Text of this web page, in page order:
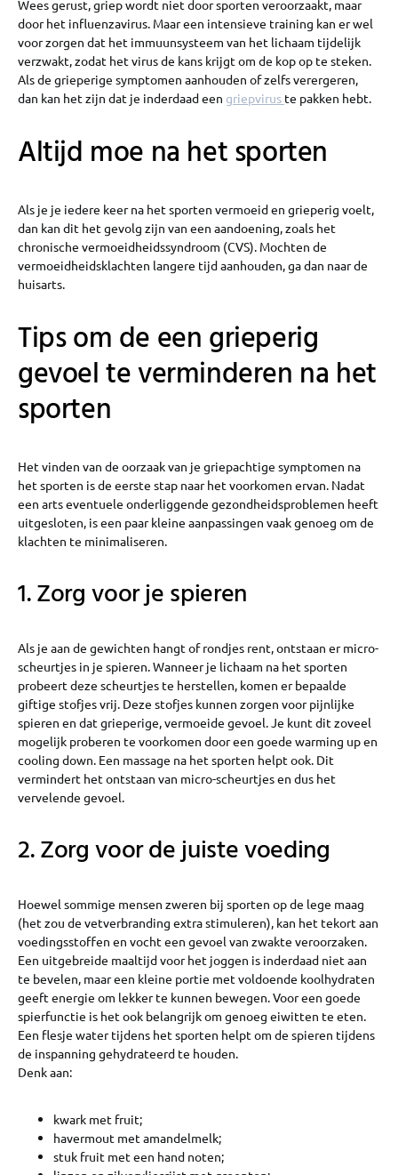
Wees gerust, griep wordt niet door sporten veroorzaakt, maar
door het influenzavirus. Maar een intensieve training kan er wel
voor zorgen dat het immuunsysteem van het lichaam tijdelijk
verzwakt, zodat het virus de kans krijgt om de kop op te steken.
Als de grieperige symptomen aanhouden of zelfs verergeren,
dan kan het zijn dat je inderdaad een griepvirus te pakken hebt.
Altijd moe na het sporten
Als je je iedere keer na het sporten vermoeid en grieperig voelt,
dan kan dit het gevolg zijn van een aandoening, zoals het
chronische vermoeidheidssyndroom (CVS). Mochten de
vermoeidheidsklachten langere tijd aanhouden, ga dan naar de
huisarts.
Tips om de een grieperig
gevoel te verminderen na het
sporten
Het vinden van de oorzaak van je griepachtige symptomen na
het sporten is de eerste stap naar het voorkomen ervan. Nadat
een arts eventuele onderliggende gezondheidsproblemen heeft
uitgesloten, is een paar kleine aanpassingen vaak genoeg om de
klachten te minimaliseren.
1. Zorg voor je spieren
Als je aan de gewichten hangt of rondjes rent, ontstaan er micro-
scheurtjes in je spieren. Wanneer je lichaam na het sporten
probeert deze scheurtjes te herstellen, komen er bepaalde
giftige stofjes vrij. Deze stofjes kunnen zorgen voor pijnlijke
spieren en dat grieperige, vermoeide gevoel. Je kunt dit zoveel
mogelijk proberen te voorkomen door een goede warming up en
cooling down. Een massage na het sporten helpt ook. Dit
vermindert het ontstaan van micro-scheurtjes en dus het
vervelende gevoel.
2. Zorg voor de juiste voeding
Hoewel sommige mensen zweren bij sporten op de lege maag
(het zou de vetverbranding extra stimuleren), kan het tekort aan
voedingsstoffen en vocht een gevoel van zwakte veroorzaken.
Een uitgebreide maaltijd voor het joggen is inderdaad niet aan
te bevelen, maar een kleine portie met voldoende koolhydraten
geeft energie om lekker te kunnen bewegen. Voor een goede
spierfunctie is het ook belangrijk om genoeg eiwitten te eten.
Een flesje water tijdens het sporten helpt om de spieren tijdens
de inspanning gehydrateerd te houden.
Denk aan:
kwark met fruit;
havermout met amandelmelk;
stuk fruit met een hand noten;